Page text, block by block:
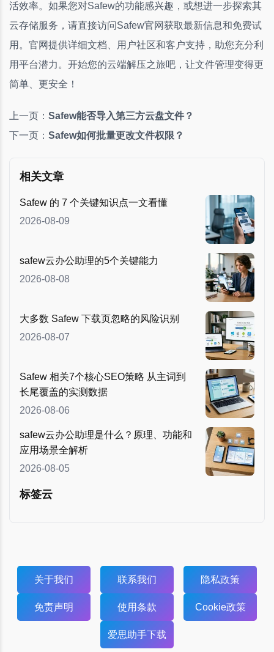
活效率。如果您对Safew的功能感兴趣，或想进一步探索其
云存储服务，请直接访问Safew官网获取最新信息和免费试
用。官网提供详细文档、用户社区和客户支持，助您充分利
用平台潜力。开始您的云端解压之旅吧，让文件管理变得更
简单、更安全！
上一页： Safew能否导入第三方云盘文件？
下一页： Safew如何批量更改文件权限？
相关文章
Safew 的 7 个关键知识点一文看懂
2026-08-09
safew云办公助理的5个关键能力
2026-08-08
大多数 Safew 下载页忽略的风险识别
2026-08-07
Safew 相关7个核心SEO策略 从主词到
长尾覆盖的实测数据
2026-08-06
safew云办公助理是什么？原理、功能和
应用场景全解析
2026-08-05
标签云
关于我们 联系我们 隐私政策
免责声明 使用条款 Cookie政策
爱思助手下载